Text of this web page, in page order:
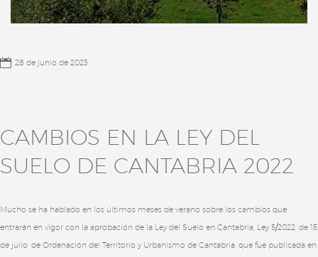
28 de junio de 2023
CAMBIOS EN LA LEY DEL
SUELO DE CANTABRIA 2022
Mucho se ha hablado en los últimos meses de verano sobre los cambios que
entrarán en vigor con la aprobación de la Ley del Suelo en Cantabria, Ley 5/2022, de 15
de julio, de Ordenación del Territorio y Urbanismo de Cantabria, que fue publicada en